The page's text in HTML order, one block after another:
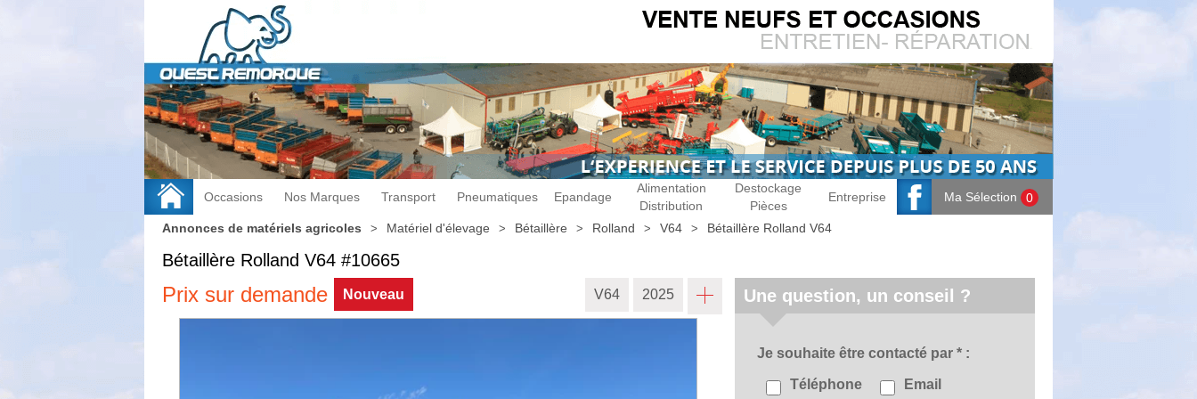
Occasions Nos Marques Transport Pneumatiques Epandage
Alimentation
Distribution
Destockage
Pièces
Entreprise Ma Sélection 0
Annonces de matériels agricoles Matériel d'élevage Bétaillère Rolland V64 Bétaillère Rolland V64
Bétaillère Rolland V64 #10665
Prix sur demande Nouveau V64 2025 Une question, un conseil ?
Je souhaite être contacté par *
Téléphone Email